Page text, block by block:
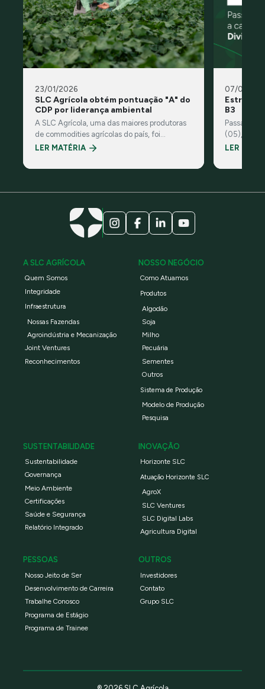
23/01/2026
SLC Agrícola obtém pontuação "A" do
CDP por liderança ambiental
A SLC Agrícola, uma das maiores produtoras
de commodities agrícolas do país, foi
reconhecida pelo CDP, organização
LER MATÉRIA
07/01/
B3
Passamos
(05), a
(IDIV).
LER
A SLC AGRÍCOLA
Quem Somos
Integridade
Infraestrutura
Nossas Fazendas
Agroindústria e Mecanização
Joint Ventures
Reconhecimentos
NOSSO NEGÓCIO
Como Atuamos
Produtos
Algodão
Soja
Milho
Pecuária
Sementes
Outros
Sistema de Produção
Modelo de Produção
Pesquisa
SUSTENTABILIDADE
Sustentabilidade
Governança
Meio Ambiente
Certificações
Saúde e Segurança
Relatório Integrado
INOVAÇÃO
Horizonte SLC
Atuação Horizonte SLC
AgroX
SLC Ventures
SLC Digital Labs
Agricultura Digital
PESSOAS
Nosso Jeito de Ser
Desenvolvimento de Carreira
Trabalhe Conosco
Programa de Estágio
Programa de Trainee
OUTROS
Investidores
Contato
Grupo SLC